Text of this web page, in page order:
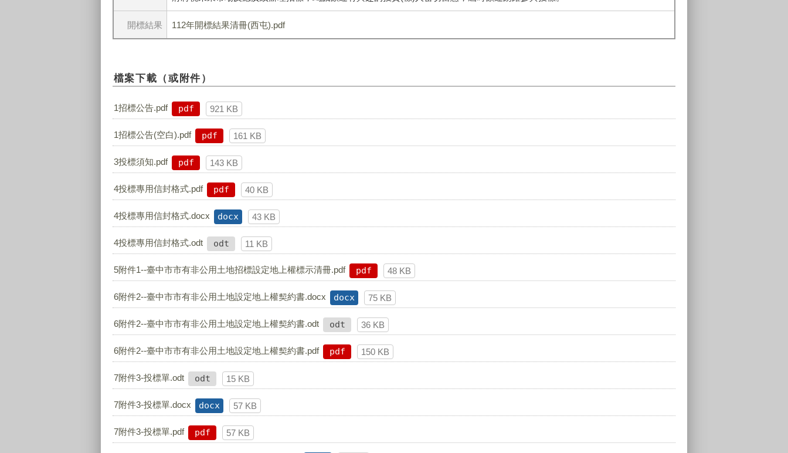
開標結果 112年開標結果清冊(西屯).pdf
檔案下載（或附件）
1招標公告.pdf pdf 921 KB
1招標公告(空白).pdf pdf 161 KB
3投標須知.pdf pdf 143 KB
4投標專用信封格式.pdf pdf 40 KB
4投標專用信封格式.docx docx 43 KB
4投標專用信封格式.odt odt 11 KB
5附件1--臺中市市有非公用土地招標設定地上權標示清冊.pdf pdf 48 KB
6附件2--臺中市市有非公用土地設定地上權契約書.docx docx 75 KB
6附件2--臺中市市有非公用土地設定地上權契約書.odt odt 36 KB
6附件2--臺中市市有非公用土地設定地上權契約書.pdf pdf 150 KB
7附件3-投標單.odt odt 15 KB
7附件3-投標單.docx docx 57 KB
7附件3-投標單.pdf pdf 57 KB